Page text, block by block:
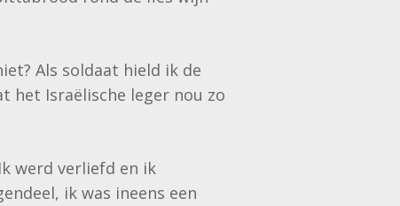
Als soldaat hield ik de
het Israëlische leger nou zo
werd verliefd en ik
ik was ineens een